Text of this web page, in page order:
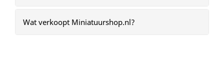
Wat verkoopt Miniatuurshop.nl?